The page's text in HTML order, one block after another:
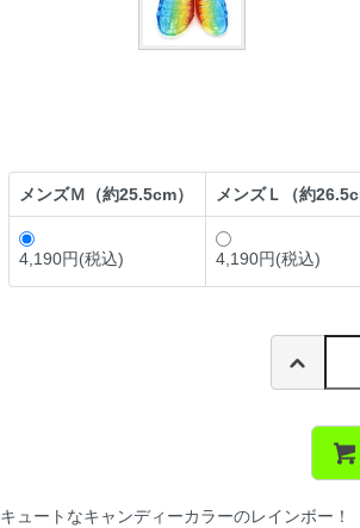
メンズＭ（約25.5cm） メンズＬ（約
4,190円(税込) 4,190円(税込)
キュートなキャンディーカラーのレインボー！